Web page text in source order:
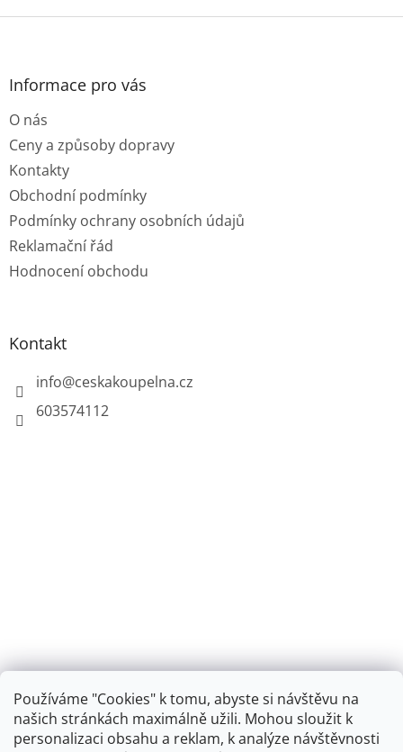
Používáme "Cookies" k tomu, abyste si návštěvu na
našich stránkách maximálně užili. Mohou sloužit k
personalizaci obsahu a reklam, k analýze návštěvnosti
Z
Informace pro vás
O nás
Ceny a způsoby dopravy
Kontakty
Obchodní podmínky
Podmínky ochrany osobních údajů
Reklamační řád
Hodnocení obchodu
Kontakt
info@ceskakoupelna.cz
603574112